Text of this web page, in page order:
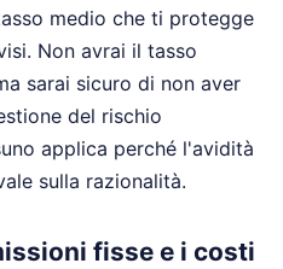
medio che ti protegge
Non avrai il tasso
sarai sicuro di non aver
del rischio
applica perché l'avidità
sulla razionalità.
fisse e i costi